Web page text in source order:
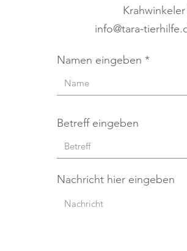
info@tara-
Namen eingeben
Betreff eingeben
Nachricht hier eingeben